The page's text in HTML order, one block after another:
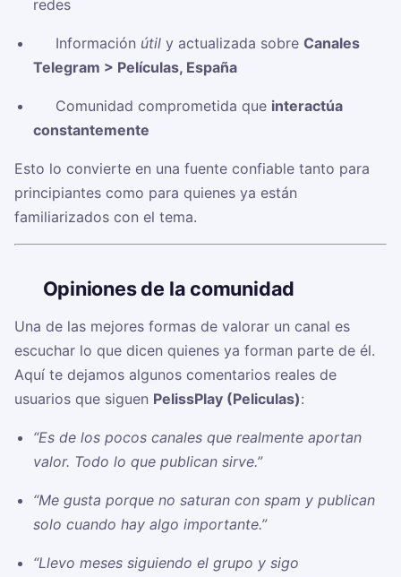
redes
✅ Información útily actualizada sobre Canales
Telegram > Películas, España
✅ Comunidad comprometida que interactúa
constantemente
Esto lo convierte en una fuente confiable tanto para
principiantes como para quienes ya están
familiarizados con el tema.
Opiniones de la comunidad
Una de las mejores formas de valorar un canal es
escuchar lo que dicen quienes ya forman parte de él.
Aquí te dejamos algunos comentarios reales de
usuarios que siguen PelissPlay (Peliculas):
“Es de los pocos canales que realmente aportan
valor. Todo lo que publican sirve.”
“Me gusta porque no saturan con spam y publican
solo cuando hay algo importante.”
“Llevo meses siguiendo el grupo y sigo